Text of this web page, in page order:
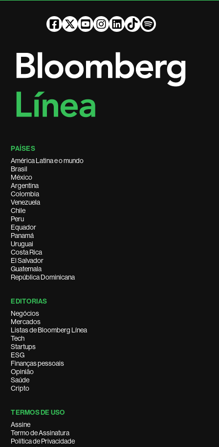
PAÍSES
América Latina e o mundo
Brasil
México
Argentina
Colombia
Venezuela
Chile
Peru
Equador
Panamá
Uruguai
Costa Rica
El Salvador
Guatemala
República Dominicana
EDITORIAS
Negócios
Mercados
Listas de Bloomberg Línea
Tech
Startups
ESG
Finanças pessoais
Opinião
Saúde
Cripto
TERMOS DE USO
Assine
Termo de Assinatura
Política de Privacidade